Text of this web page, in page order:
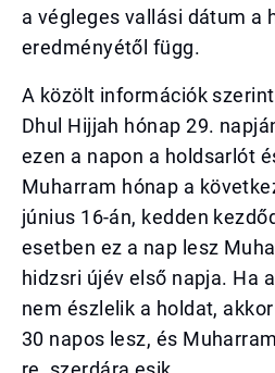
a végleges vallási dátum a
eredményétől függ.
A közölt információk
Dhul Hijjah hónap 29.
ezen a napon a holdsarlót
Muharram hónap a
június 16-án, kedden
esetben ez a nap lesz
hidzsri újév első napja. Ha
nem észlelik a holdat,
30 napos lesz, és